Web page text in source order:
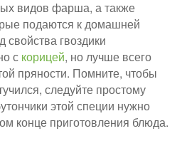
видов фарша, а также
подаются к домашней
свойства гвоздики
с корицей, но лучше всего
пряности. Помните, чтобы
следуйте простому
этой специи нужно
конце приготовления блюда.